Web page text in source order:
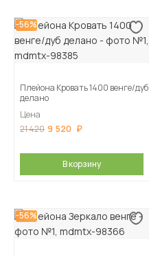
-56%
Плейона Кровать 1400 венге/дуб
делано
Цена
21 420 9 520
В корзину
-56%